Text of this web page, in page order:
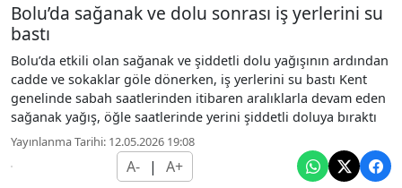
Bolu’da sağanak ve dolu sonrası iş yerlerini su
bastı
Bolu’da etkili olan sağanak ve şiddetli dolu yağışının ardından
cadde ve sokaklar göle dönerken, iş yerlerini su bastı Kent
genelinde sabah saatlerinden itibaren aralıklarla devam eden
sağanak yağış, öğle saatlerinde yerini şiddetli doluya bıraktı
Yayınlanma Tarihi: 12.05.2026 19:08
A- | A+